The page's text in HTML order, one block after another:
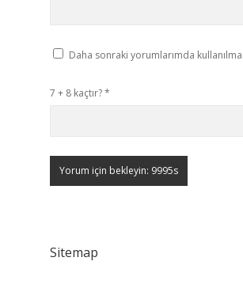
Daha sonraki yorumlarımda
7 + 8 kaçtır?*
Sitemap